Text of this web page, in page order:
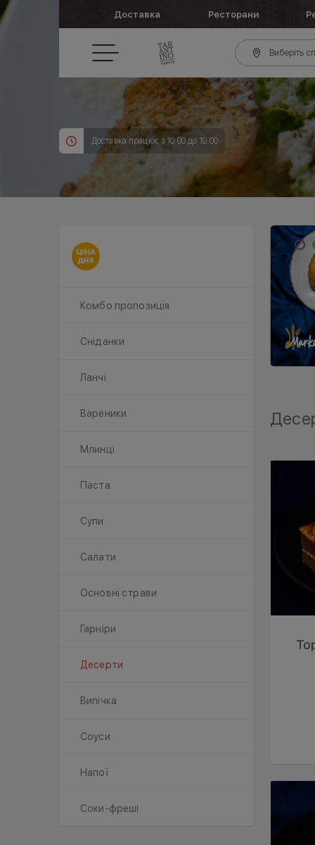
Доставка Ресторани
Виберіть
Доставка працює з 10:00 до 19:00
Комбо пропозиція
Сніданки
Ланчі
Вареники
Млинці
Паста
Супи
Салати
Основні страви
Гарніри
Десерти
Випічка
Соуси
Напої
Соки-фреші